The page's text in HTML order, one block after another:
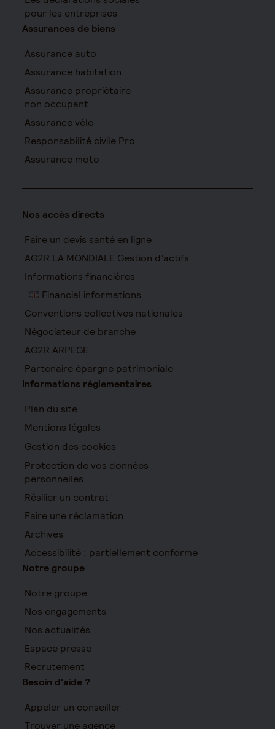
pour les entreprises
Assurances de biens
Assurance auto
Assurance habitation
Assurance propriétaire
non occupant
Assurance vélo
Responsabilité civile Pro
Assurance moto
Nos accès directs
Faire un devis santé en ligne
AG2R LA MONDIALE Gestion d’actifs
Informations financières
Financial informations
Conventions collectives nationales
Négociateur de branche
AG2R ARPEGE
Partenaire épargne patrimoniale
Informations réglementaires
Plan du site
Mentions légales
Gestion des cookies
Protection de vos données
personnelles
Résilier un contrat
Faire une réclamation
Archives
Accessibilité : partiellement conforme
Notre groupe
Notre groupe
Nos engagements
Nos actualités
Espace presse
Recrutement
Besoin d'aide ?
Appeler un conseiller
Trouver une agence